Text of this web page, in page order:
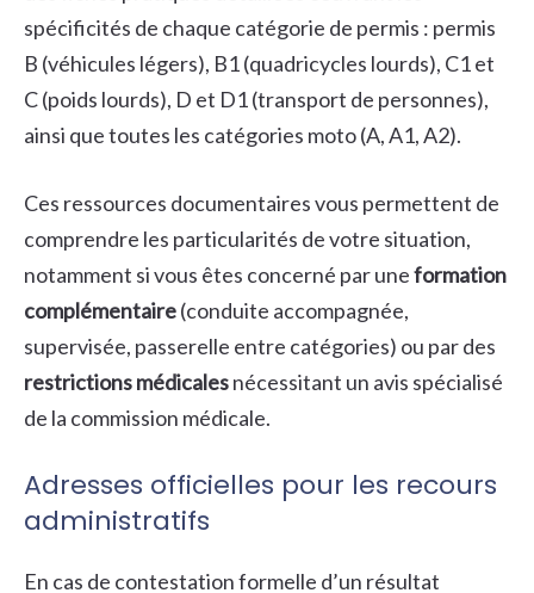
spécificités de chaque catégorie de permis : permis
B (véhicules légers), B1 (quadricycles lourds), C1 et
C (poids lourds), D et D1 (transport de personnes),
ainsi que toutes les catégories moto (A, A1, A2).
Ces ressources documentaires vous permettent de
comprendre les particularités de votre situation,
notamment si vous êtes concerné par uneformation
complémentaire(conduite accompagnée,
supervisée, passerelle entre catégories) ou par des
restrictions médicalesnécessitant un avis spécialisé
de la commission médicale.
Adresses officielles pour les recours
administratifs
En cas de contestation formelle d’un résultat